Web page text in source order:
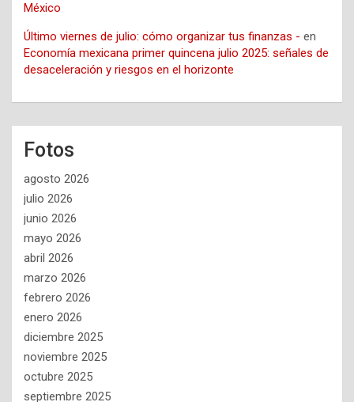
México
Último viernes de julio: cómo organizar tus finanzas - en
Economía mexicana primer quincena julio 2025: señales de
desaceleración y riesgos en el horizonte
Fotos
agosto 2026
julio 2026
junio 2026
mayo 2026
abril 2026
marzo 2026
febrero 2026
enero 2026
diciembre 2025
noviembre 2025
octubre 2025
septiembre 2025